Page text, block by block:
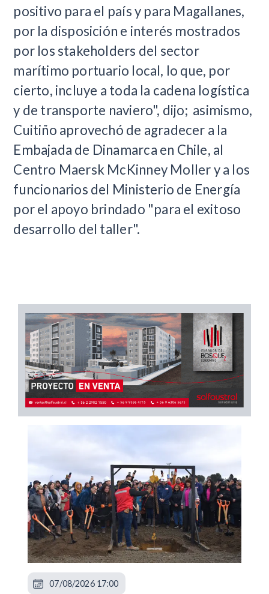
positivo para el país y para Magallanes,
por la disposición e interés mostrados
por los stakeholders del sector
marítimo portuario local, lo que, por
cierto, incluye a toda la cadena logística
y de transporte naviero", dijo; asimismo,
Cuitiño aprovechó de agradecer a la
Embajada de Dinamarca en Chile, al
Centro Maersk McKinney Moller y a los
funcionarios del Ministerio de Energía
por el apoyo brindado "para el exitoso
desarrollo del taller".
07/08/2026 17:00